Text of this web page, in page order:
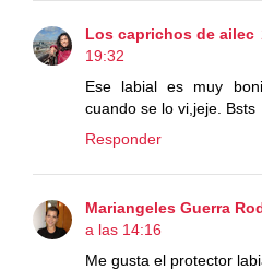
Los caprichos de ailec
19:32
Ese labial es muy
cuando se lo vi,jeje. Bsts
Responder
Mariangeles Guerra
a las 14:16
Me gusta el protector